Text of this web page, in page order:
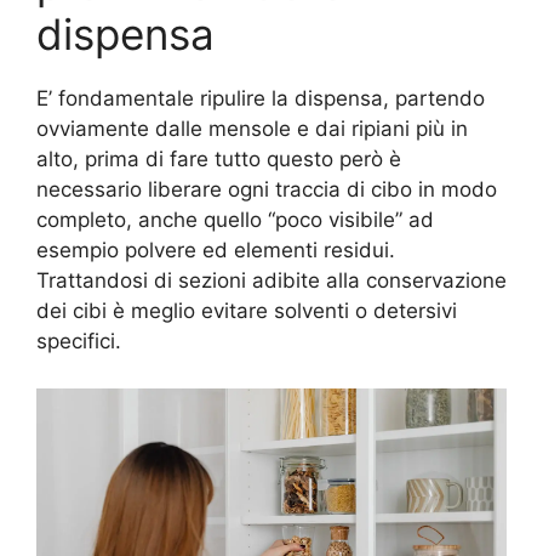
dispensa
E’ fondamentale ripulire la dispensa, partendo
ovviamente dalle mensole e dai ripiani più in
alto, prima di fare tutto questo però è
necessario liberare ogni traccia di cibo in modo
completo, anche quello “poco visibile” ad
esempio polvere ed elementi residui.
Trattandosi di sezioni adibite alla conservazione
dei cibi è meglio evitare solventi o detersivi
specifici.